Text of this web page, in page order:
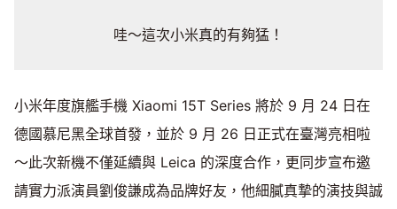
哇～這次小米真的有夠猛！
小米年度旗艦手機 Xiaomi 15T Series 將於 9 月 24 日在
德國慕尼黑全球首發，並於 9 月 26 日正式在臺灣亮相啦
～此次新機不僅延續與 Leica 的深度合作，更同步宣布邀
請實力派演員劉俊謙成為品牌好友，他細膩真摯的演技與誠